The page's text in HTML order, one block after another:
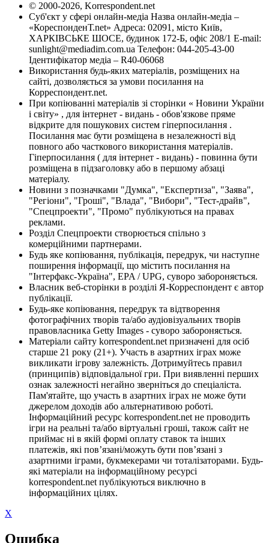
© 2000-2026, Korrespondent.net
Суб'єкт у сфері онлайн-медіа Назва онлайн-медіа –
«КореспонденТ.net» Адреса: 02091, місто Київ,
ХАРКІВСЬКЕ ШОСЕ, будинок 172-Б, офіс 208/1 E-mail:
sunlight@mediadim.com.ua Телефон: 044-205-43-00
Ідентифікатор медіа – R40-06068
Використання будь-яких матеріалів, розміщених на
сайті, дозволяється за умови посилання на
Корреспондент.net.
При копіюванні матеріалів зі сторінки « Новини України
і світу» , для інтернет - видань - обов'язкове пряме
відкрите для пошукових систем гіперпосилання .
Посилання має бути розміщена в незалежності від
повного або часткового використання матеріалів.
Гіперпосилання ( для інтернет - видань) - повинна бути
розміщена в підзаголовку або в першому абзаці
матеріалу.
Новини з позначками "Думка", "Експертиза", "Заява",
"Регіони", "Гроші", "Влада", "Вибори", "Тест-драйв",
"Спецпроекти", "Промо" публікуються на правах
реклами.
Розділ Спецпроекти створюється спільно з
комерційними партнерами.
Будь яке копіювання, публікація, передрук, чи наступне
поширення інформації, що містить посилання на
"Інтерфакс-Україна", EPA / UPG, суворо забороняється.
Власник веб-сторінки в розділі Я-Корреспондент є автор
публікації.
Будь-яке копіювання, передрук та відтворення
фотографічних творів та/або аудіовізуальних творів
правовласника Getty Images - суворо забороняється.
Матеріали сайту korrespondent.net призначені для осіб
старше 21 року (21+). Участь в азартних іграх може
викликати ігрову залежність. Дотримуйтесь правил
(принципів) відповідальної гри. При виявленні перших
ознак залежності негайно зверніться до спеціаліста.
Пам'ятайте, що участь в азартних іграх не може бути
джерелом доходів або альтернативою роботі.
Інформаційний ресурс korrespondent.net не проводить
ігри на реальні та/або віртуальні гроші, також сайт не
приймає ні в якій формі оплату ставок та інших
платежів, які пов’язані/можуть бути пов’язані з
азартними іграми, букмекерами чи тоталізаторами. Будь-
які матеріали на інформаційному ресурсі
korrespondent.net публікуються виключно в
інформаційних цілях.
X
Ошибка